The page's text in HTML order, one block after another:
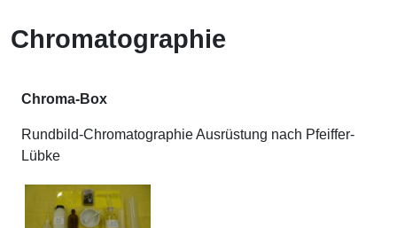
Chromatographie
Chroma-Box
Rundbild-Chromatographie Ausrüstung nach Pfeiffer-
Lübke